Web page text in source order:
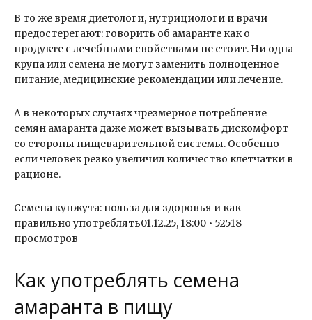
В то же время диетологи, нутрициологи и врачи
предостерегают: говорить об амаранте как о
продукте с лечебными свойствами не стоит. Ни одна
крупа или семена не могут заменить полноценное
питание, медицинские рекомендации или лечение.
А в некоторых случаях чрезмерное потребление
семян амаранта даже может вызывать дискомфорт
со стороны пищеварительной системы. Особенно
если человек резко увеличил количество клетчатки в
рационе.
Семена кунжута: польза для здоровья и как
правильно употреблять01.12.25, 18:00 • 52518
просмотров
Как употреблять семена
амаранта в пищу